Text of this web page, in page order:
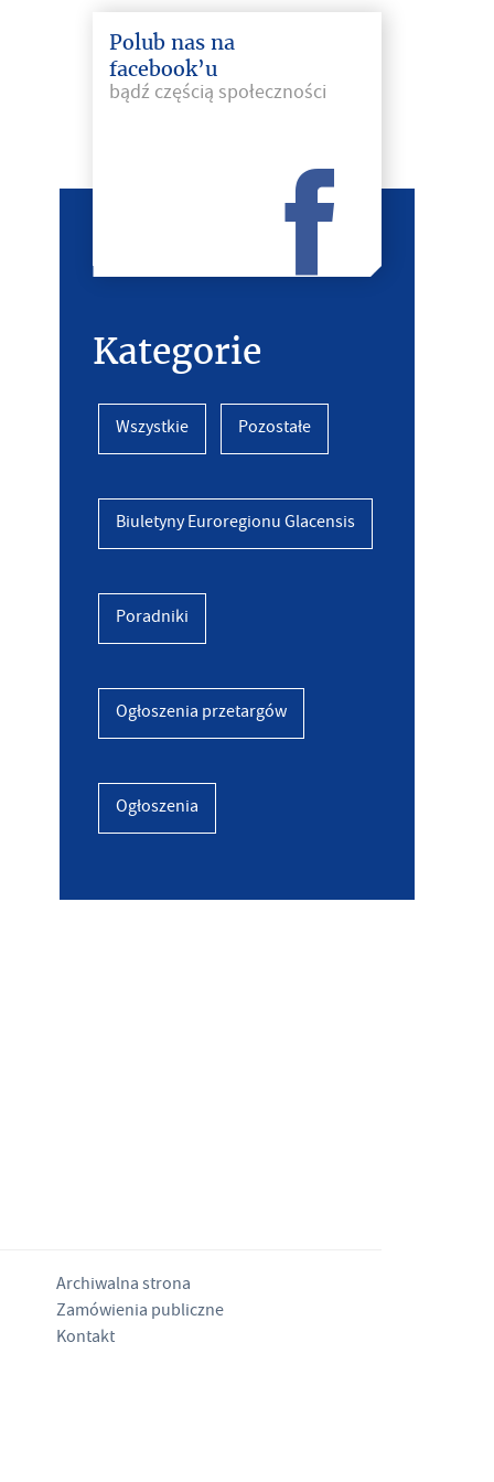
Polub nas na
facebook’u
bądź częścią społeczności
Kategorie
Wszystkie Pozostałe
Biuletyny Euroregionu Glacensis
Poradniki
Ogłoszenia przetargów
Ogłoszenia
Archiwalna strona
Zamówienia publiczne
Kontakt